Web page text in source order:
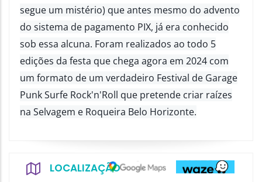
segue um mistério) que antes mesmo do advento
do sistema de pagamento PIX, já era conhecido
sob essa alcuna. Foram realizados ao todo 5
edições da festa que chega agora em 2024 com
um formato de um verdadeiro Festival de Garage
Punk Surfe Rock'n'Roll que pretende criar raízes
na Selvagem e Roqueira Belo Horizonte.
LOCALIZAÇÃO